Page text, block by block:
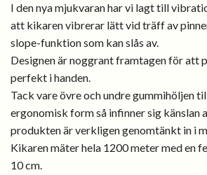
I den nya mjukvaran har vi lagt till
att kikaren vibrerar lätt vid träff av
slope-funktion som kan slås av.
Designen är noggrant framtagen för att
perfekt i handen.
Tack vare övre och undre gummihöljen
ergonomisk form så infinner sig känslan
produkten är verkligen genomtänkt in i
Kikaren mäter hela 1200 meter med en
10 cm.